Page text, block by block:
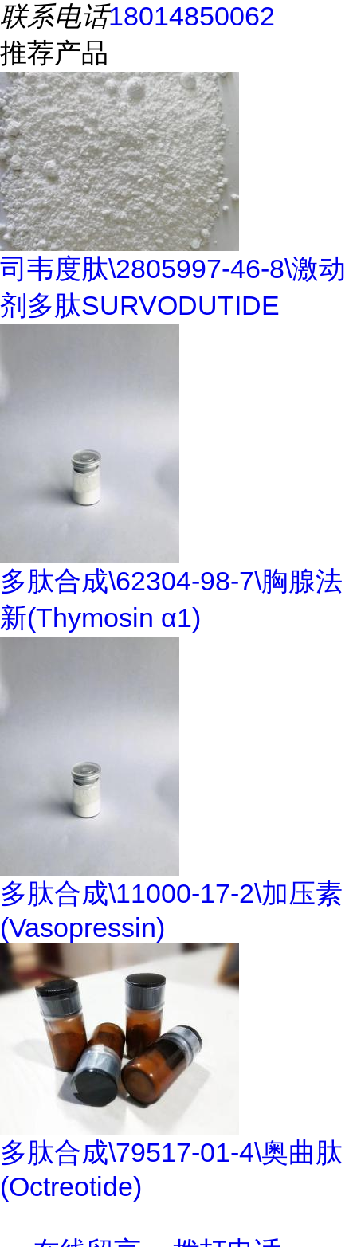
联系电话18014850062
推荐产品
司韦度肽\2805997-46-8\激动
剂多肽SURVODUTIDE
多肽合成\62304-98-7\胸腺法
新(Thymosin α1)
多肽合成\11000-17-2\加压素
(Vasopressin)
多肽合成\79517-01-4\奥曲肽
(Octreotide)